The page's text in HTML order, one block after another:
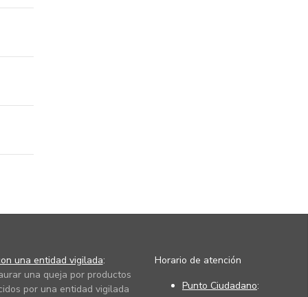
una entidad vigilada:
una queja por productos
por una entidad vigilada
Horario de atención
Punto Ciudadano: